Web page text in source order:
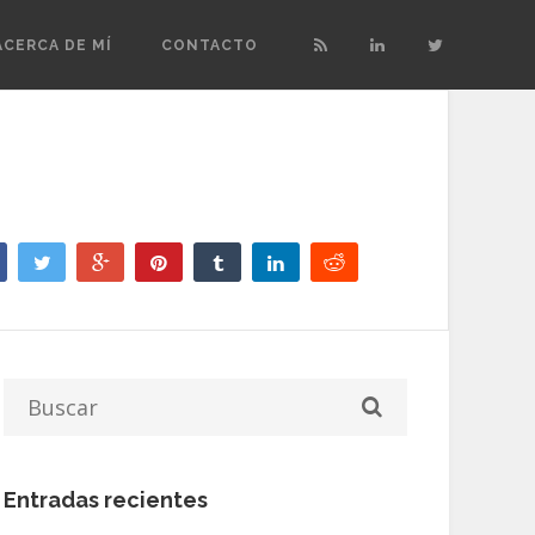
DE MÍ CONTACTO
Entradas recientes